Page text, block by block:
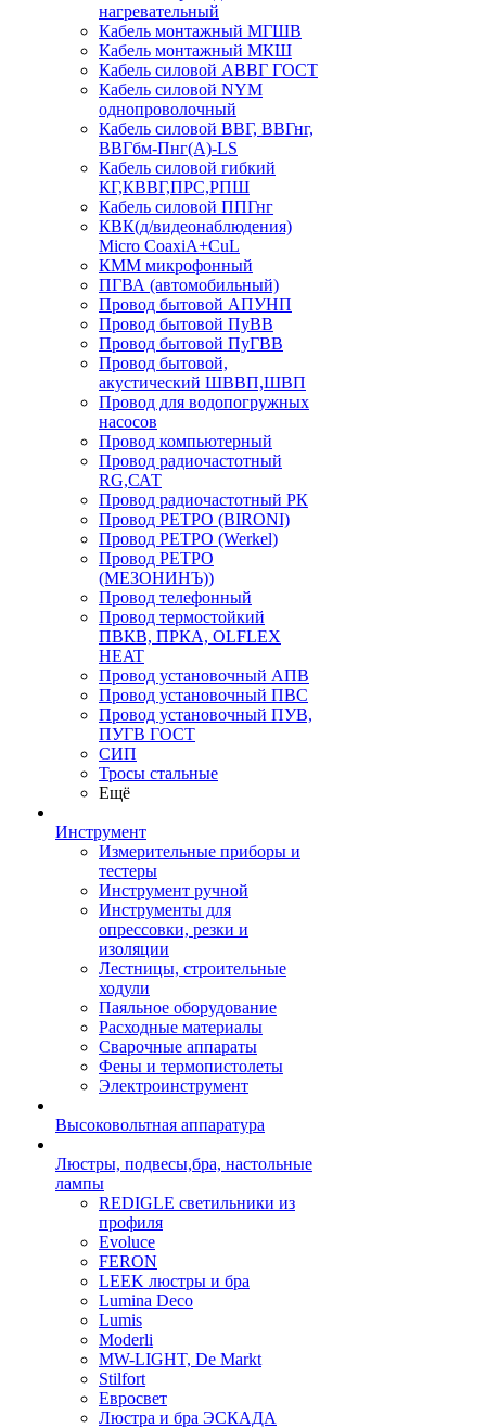
нагревательный
Кабель монтажный МГШВ
Кабель монтажный МКШ
Кабель силовой АВВГ ГОСТ
Кабель силовой NYM
однопроволочный
Кабель силовой ВВГ, ВВГнг,
ВВГбм-Пнг(А)-LS
Кабель силовой гибкий
КГ,КВВГ,ПРС,РПШ
Кабель силовой ППГнг
КВК(д/видеонаблюдения)
Micro CoaxiA+CuL
КММ микрофонный
ПГВА (автомобильный)
Провод бытовой АПУНП
Провод бытовой ПуВВ
Провод бытовой ПуГВВ
Провод бытовой,
акустический ШВВП,ШВП
Провод для водопогружных
насосов
Провод компьютерный
Провод радиочастотный
RG,САТ
Провод радиочастотный РК
Провод РЕТРО (BIRONI)
Провод РЕТРО (Werkel)
Провод РЕТРО
(МЕЗОНИНЪ))
Провод телефонный
Провод термостойкий
ПВКВ, ПРКА, OLFLEX
HEAT
Провод установочный АПВ
Провод установочный ПВС
Провод установочный ПУВ,
ПУГВ ГОСТ
СИП
Тросы стальные
Ещё
Инструмент
Измерительные приборы и
тестеры
Инструмент ручной
Инструменты для
опрессовки, резки и
изоляции
Лестницы, строительные
ходули
Паяльное оборудование
Расходные материалы
Сварочные аппараты
Фены и термопистолеты
Электроинструмент
Высоковольтная аппаратура
Люстры, подвесы,бра, настольные
лампы
REDIGLE светильники из
профиля
Evoluce
FERON
LEEK люстры и бра
Lumina Deco
Lumis
Moderli
MW-LIGHT, De Markt
Stilfort
Евросвет
Люстра и бра ЭСКАДА